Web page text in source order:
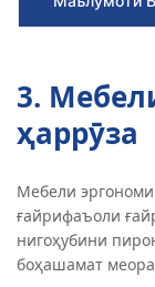
3.
ҳаррӯза
Мебели
ғайрифаъоли
нигоҳубини
боҳашамат